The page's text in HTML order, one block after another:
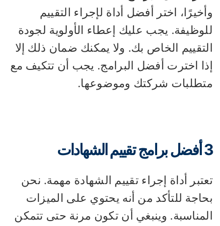
اختر أفضل أداة لإجراء التقييم
يجب عليك إعطاء الأولوية لجودة
الخاص بك. ولا يمكنك ضمان ذلك إلا
اخترت أفضل البرامج. يجب أن تتكيف مع
شركتك وموضوعها.
أداة إجراء تقييم الشهادة مهمة. نحن
للتأكد من أنه يحتوي على الميزات
وينبغي أن تكون مرنة حتى تتمكن